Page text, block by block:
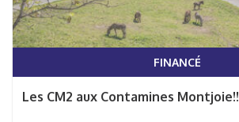
FINANCÉ
Les CM2 aux Contamines Montjoie!!